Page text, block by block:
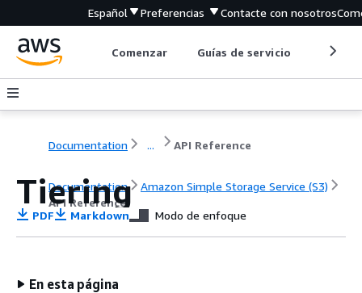
Español Preferencias Contacte con nosotros
Comenzar Guías de servicio
Documentation ... API Reference
Documentation
Amazon Simple Storage Service (S3)
API Reference
Tiering
PDF Markdown Modo de enfoque
En esta página